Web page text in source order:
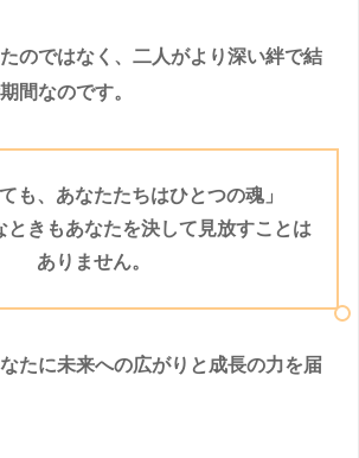
のではなく、二人がより深い絆で結
間なのです。
も、あなたたちはひとつの魂」
ときもあなたを決して見放すことは
ありません。
たに未来への広がりと成長の力を届